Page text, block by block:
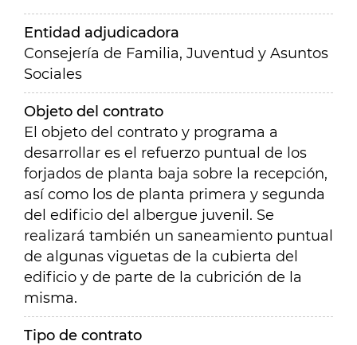
Entidad adjudicadora
Consejería de Familia, Juventud y Asuntos
Sociales
Objeto del contrato
El objeto del contrato y programa a
desarrollar es el refuerzo puntual de los
forjados de planta baja sobre la recepción,
así como los de planta primera y segunda
del edificio del albergue juvenil. Se
realizará también un saneamiento puntual
de algunas viguetas de la cubierta del
edificio y de parte de la cubrición de la
misma.
Tipo de contrato